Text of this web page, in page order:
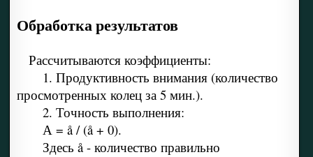
Обработка результатов
Рассчитываются коэффициенты:
1. Продуктивность внимания (количество
просмотренных колец за 5 мин.).
2. Точность выполнения:
А = å / (å + 0).
Здесь å - количество правильно